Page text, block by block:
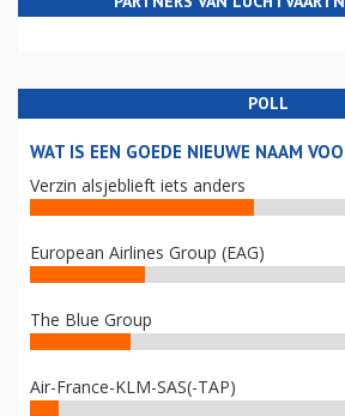
POLL
WAT IS EEN GOEDE NIEUWE NAAM
Verzin alsjeblieft iets anders
European Airlines Group (EAG)
The Blue Group
Air-France-KLM-SAS(-TAP)